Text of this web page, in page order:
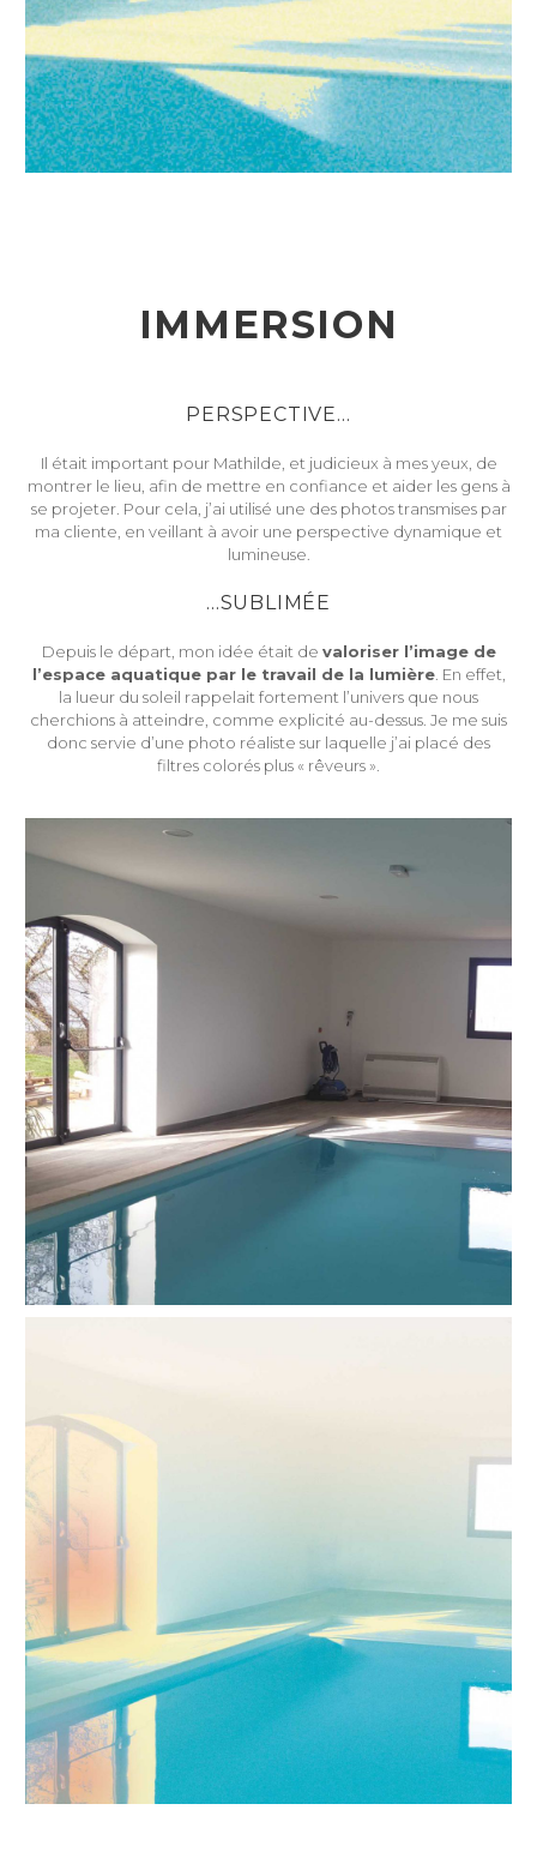
IMMERSION
PERSPECTIVE…
Il était important pour Mathilde, et judicieux à mes yeux, de
montrer le lieu, afin de mettre en confiance et aider les gens à
se projeter. Pour cela, j’ai utilisé une des photos transmises par
ma cliente, en veillant à avoir une perspective dynamique et
lumineuse.
…SUBLIMÉE
Depuis le départ, mon idée était de valoriser l’image de
l’espace aquatique par le travail de la lumière. En effet,
la lueur du soleil rappelait fortement l’univers que nous
cherchions à atteindre, comme explicité au-dessus. Je me suis
donc servie d’une photo réaliste sur laquelle j’ai placé des
filtres colorés plus « rêveurs ».